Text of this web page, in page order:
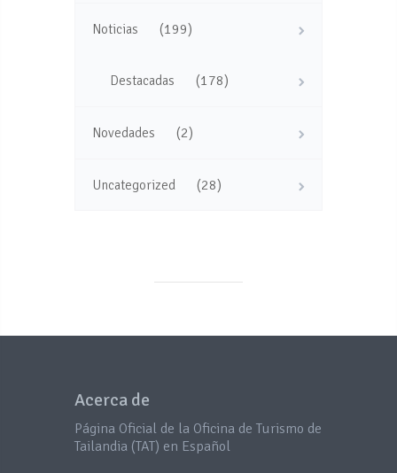
Noticias (199)
Destacadas (178)
Novedades (2)
Uncategorized (28)
Acerca de
Página Oficial de la Oficina de Turismo de
Tailandia (TAT) en Español